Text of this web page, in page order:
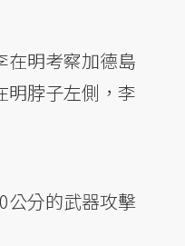
明考察加德島
明脖子左側，李
公分的武器攻擊